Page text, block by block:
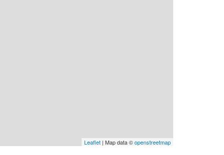
Leaflet | Map data ©openstreetmap